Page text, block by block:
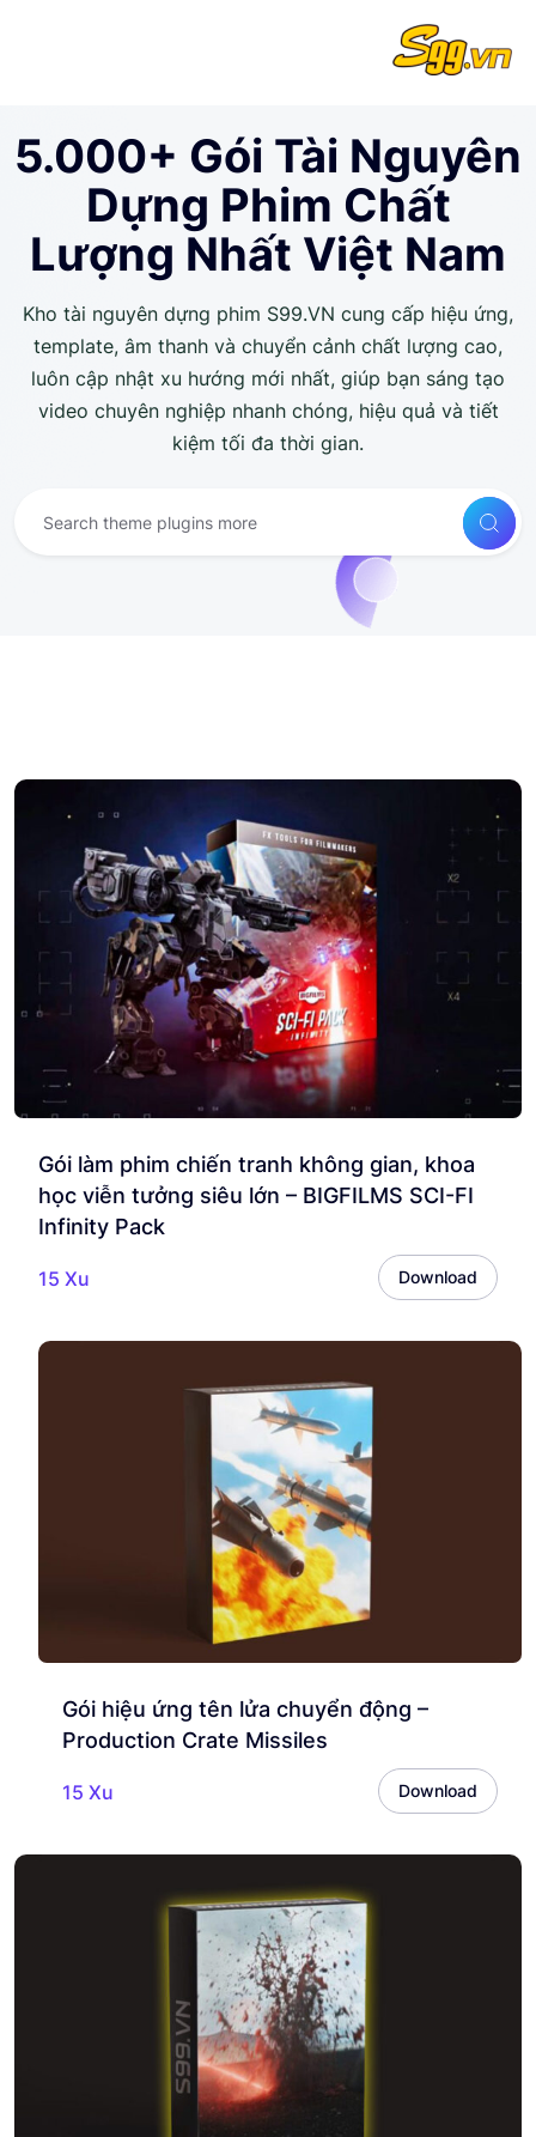
5.000+ Gói Tài Nguyên
Dựng Phim Chất
Lượng Nhất Việt Nam
Kho tài nguyên dựng phim S99.VN cung cấp hiệu ứng,
template, âm thanh và chuyển cảnh chất lượng cao,
luôn cập nhật xu hướng mới nhất, giúp bạn sáng tạo
video chuyên nghiệp nhanh chóng, hiệu quả và tiết
kiệm tối đa thời gian.
Gói làm phim chiến tranh không gian, khoa
học viễn tưởng siêu lớn – BIGFILMS SCI-FI
Infinity Pack
15 Xu Download
Gói hiệu ứng tên lửa chuyển động –
Production Crate Missiles
15 Xu Download